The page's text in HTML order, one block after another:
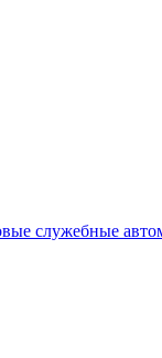
служебные